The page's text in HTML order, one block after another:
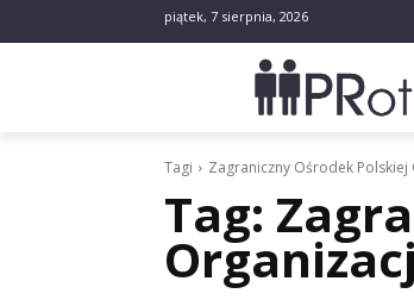
piątek, 7 sierpnia, 2026
Tagi Zagraniczny Ośrodek Polskiej
Tag: